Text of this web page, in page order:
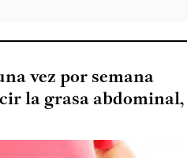
vez por semana
la grasa abdominal,